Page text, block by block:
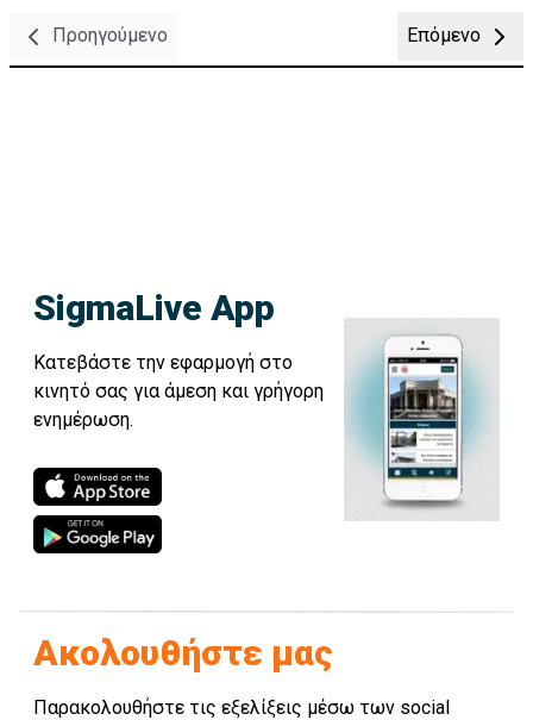
Προηγούμενο Επόμενο
SigmaLive App
Κατεβάστε την εφαρμογή στο
κινητό σας για άμεση και γρήγορη
ενημέρωση.
Ακολουθήστε μας
Παρακολουθήστε τις εξελίξεις μέσω των social